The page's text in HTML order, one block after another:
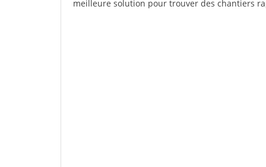
meilleure solution pour trouver des chantiers